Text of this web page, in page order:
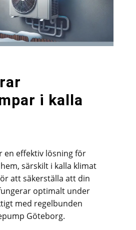
i kalla
en effektiv lösning för
särskilt i kalla klimat
att säkerställa att din
optimalt under
med regelbunden
Göteborg.